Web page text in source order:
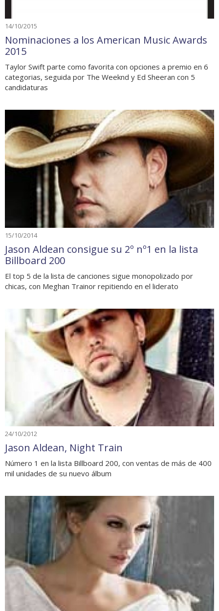
14/10/2015
Nominaciones a los American Music Awards
2015
Taylor Swift parte como favorita con opciones a premio en 6
categorias, seguida por The Weeknd y Ed Sheeran con 5
candidaturas
15/10/2014
Jason Aldean consigue su 2º nº1 en la lista
Billboard 200
El top 5 de la lista de canciones sigue monopolizado por
chicas, con Meghan Trainor repitiendo en el liderato
24/10/2012
Jason Aldean, Night Train
Número 1 en la lista Billboard 200, con ventas de más de 400
mil unidades de su nuevo álbum